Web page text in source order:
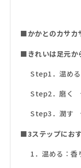
■かかとのカサカ
■きれいは足元か
Step1．温める
Step2．磨く
Step3．潤す
■3ステップにお
1．温める：香